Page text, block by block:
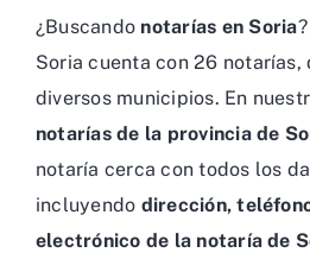
¿Buscando notarías en Soria
Soria cuenta con 26
diversos municipios. En
notarías de la provincia de
notaría cerca con todos los
incluyendo dirección,
electrónico de la notaría de